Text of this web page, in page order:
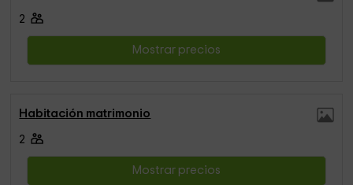
2
Mostrar precios
Habitación matrimonio
2
Mostrar precios